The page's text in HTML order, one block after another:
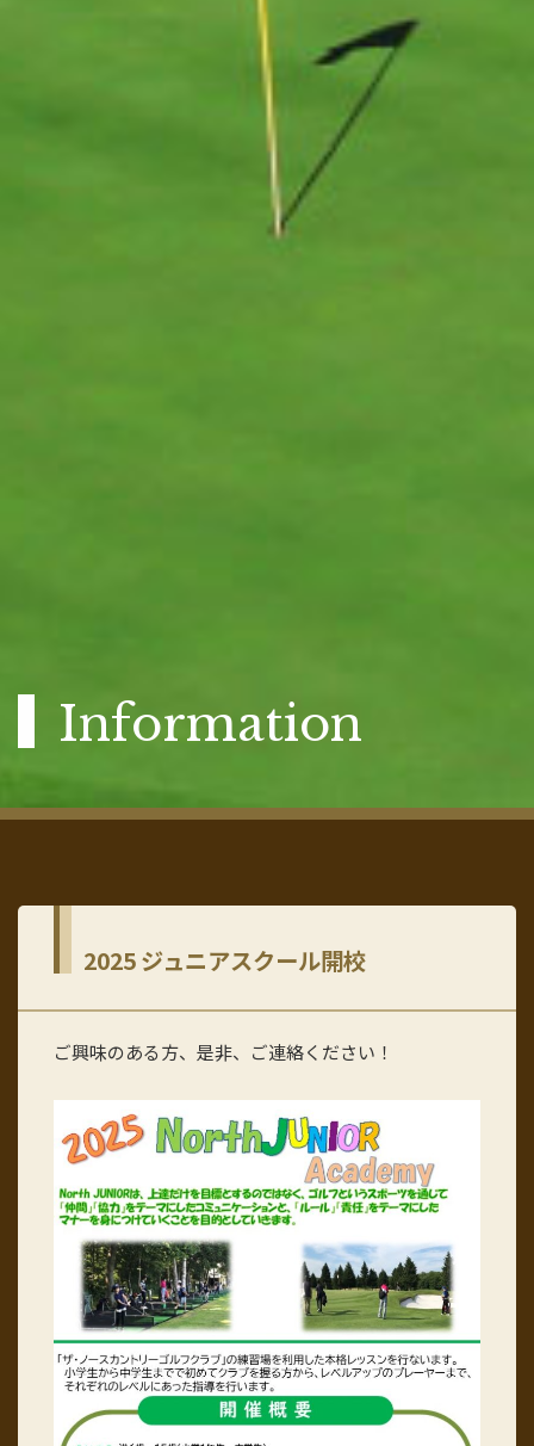
Information
2025 ジュニアスクール開校
ご興味のある方、是非、ご連絡ください！